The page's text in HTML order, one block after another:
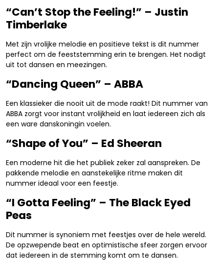
“Can’t Stop the Feeling!” – Justin
Timberlake
Met zijn vrolijke melodie en positieve tekst is dit nummer
perfect om de feeststemming erin te brengen. Het nodigt
uit tot dansen en meezingen.
“Dancing Queen” – ABBA
Een klassieker die nooit uit de mode raakt! Dit nummer van
ABBA zorgt voor instant vrolijkheid en laat iedereen zich als
een ware danskoningin voelen.
“Shape of You” – Ed Sheeran
Een moderne hit die het publiek zeker zal aanspreken. De
pakkende melodie en aanstekelijke ritme maken dit
nummer ideaal voor een feestje.
“I Gotta Feeling” – The Black Eyed
Peas
Dit nummer is synoniem met feestjes over de hele wereld.
De opzwepende beat en optimistische sfeer zorgen ervoor
dat iedereen in de stemming komt om te dansen.